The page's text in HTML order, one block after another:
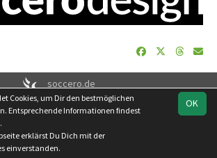
soccero.de
© 2006 - 2026
Geburtstage Impressum
Datenschutz
Kontakt
OK
Cookies, um Dir den bestmöglichen
Entsprechende Informationen findest
.
erklärst Du Dich mit der
einverstanden.